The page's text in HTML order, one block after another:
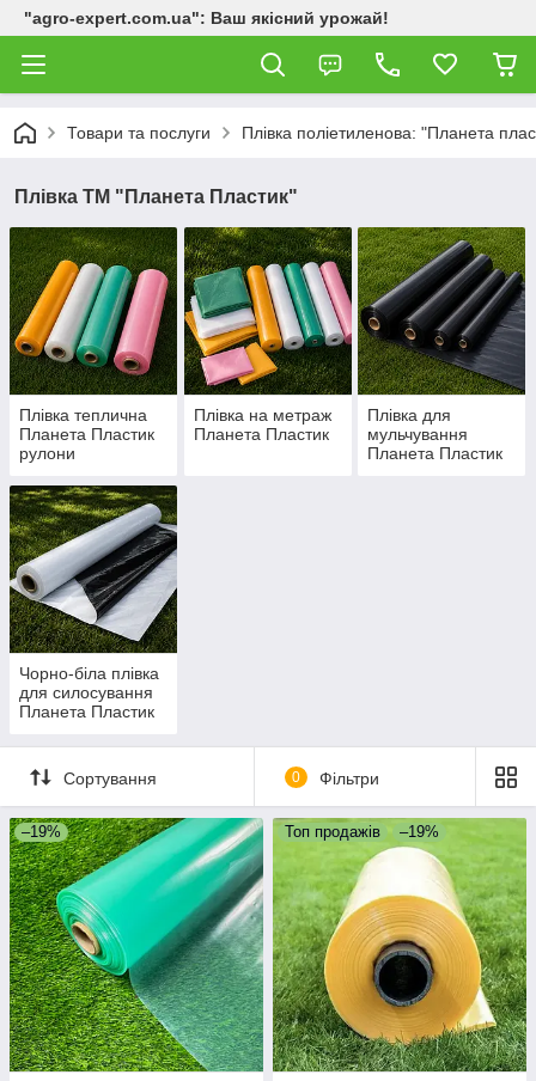
"agro-expert.com.ua": Ваш якісний урожай!
Товари та послуги Плівка поліетиленова: "Планета
Плівка ТМ "Планета Пластик"
Плівка теплична
Планета Пластик
рулони
Плівка на метраж
Планета Пластик
Плівка для
мульчування
Планета Пластик
Чорно-біла плівка
для силосування
Планета Пластик
Сортування 0 Фільтри
–19% Топ продажів –19%